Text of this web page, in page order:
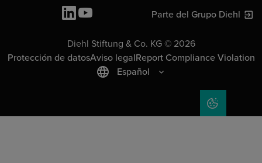
Parte del Grupo Diehl
Diehl Stiftung & Co. KG © 2026
Protección de datosAviso legalReport Compliance Violation
Español
COOKIE